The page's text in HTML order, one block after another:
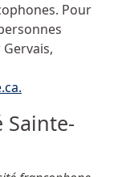
Pour
.